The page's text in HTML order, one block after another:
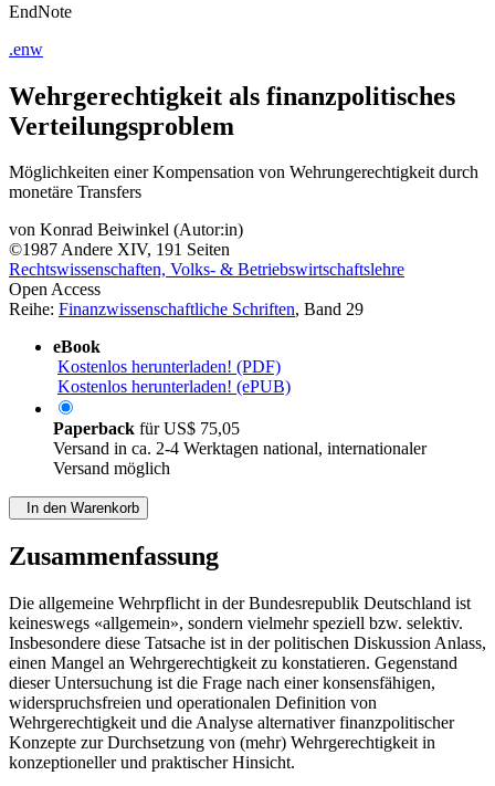
EndNote
.enw
Wehrgerechtigkeit als finanzpolitisches
Verteilungsproblem
Möglichkeiten einer Kompensation von Wehrungerechtigkeit durch
monetäre Transfers
von Konrad Beiwinkel (Autor:in)
©1987Andere XIV, 191 Seiten
Rechtswissenschaften, Volks- & Betriebswirtschaftslehre
Open Access
Reihe: Finanzwissenschaftliche Schriften, Band 29
eBook
Kostenlos herunterladen! (PDF)
Kostenlos herunterladen! (ePUB)
Paperback fürUS$ 75,05
Versand in ca. 2-4 Werktagen national, internationaler
Versand möglich
In den Warenkorb
Zusammenfassung
Die allgemeine Wehrpflicht in der Bundesrepublik Deutschland ist
keineswegs «allgemein», sondern vielmehr speziell bzw. selektiv.
Insbesondere diese Tatsache ist in der politischen Diskussion Anlass,
einen Mangel an Wehrgerechtigkeit zu konstatieren. Gegenstand
dieser Untersuchung ist die Frage nach einer konsensfähigen,
widerspruchsfreien und operationalen Definition von
Wehrgerechtigkeit und die Analyse alternativer finanzpolitischer
Konzepte zur Durchsetzung von (mehr) Wehrgerechtigkeit in
konzeptioneller und praktischer Hinsicht.